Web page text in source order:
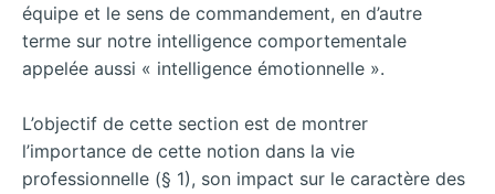
équipe et le sens de commandement, en d’autre
terme sur notre intelligence comportementale
appelée aussi « intelligence émotionnelle ».
L’objectif de cette section est de montrer
l’importance de cette notion dans la vie
professionnelle (§ 1), son impact sur le caractère des